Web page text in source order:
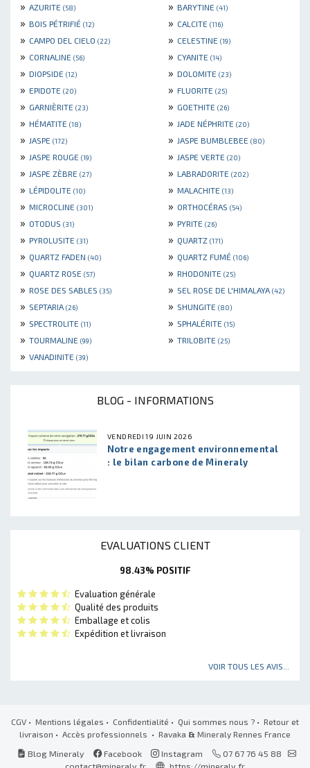
» AZURITE (58) » BARYTINE (41)
» BOIS PÉTRIFIÉ (12) » CALCITE (116)
» CAMPO DEL CIELO (22) » CELESTINE (19)
» CORNALINE (56) » CYANITE (14)
» DIOPSIDE (12) » DOLOMITE (23)
» EPIDOTE (20) » FLUORITE (25)
» GARNIÈRITE (23) » GOETHITE (26)
» HÉMATITE (18) » JADE NÉPHRITE (20)
» JASPE (172) » JASPE BUMBLEBEE (80)
» JASPE ROUGE (19) » JASPE VERTE (20)
» JASPE ZÈBRE (27) » LABRADORITE (202)
» LÉPIDOLITE (10) » MALACHITE (13)
» MICROCLINE (301) » ORTHOCÉRAS (54)
» OTODUS (31) » PYRITE (26)
» PYROLUSITE (31) » QUARTZ (171)
» QUARTZ FADEN (40) » QUARTZ FUMÉ (106)
» QUARTZ ROSE (57) » RHODONITE (25)
» ROSE DES SABLES (35) » SEL ROSE DE L'HIMALAYA (42)
» SEPTARIA (26) » SHUNGITE (80)
» SPECTROLITE (11) » SPHALÉRITE (15)
» TOURMALINE (99) » TRILOBITE (25)
» VANADINITE (39)
BLOG - INFORMATIONS
VENDREDI 19 JUIN 2026
Notre engagement environnemental
: le bilan carbone de Mineraly
EVALUATIONS CLIENT
98.43% POSITIF
Evaluation générale
Qualité des produits
Emballage et colis
Expédition et livraison
VOIR TOUS LES AVIS...
CGV • Mentions légales • Confidentialité • Qui sommes nous ? • Retour et
livraison • Accès professionnels • Ravaka & Mineraly Rennes France
Blog Mineraly
Facebook Instagram
07 67 76 45 88
contact@mineraly.fr
https://mineraly.fr